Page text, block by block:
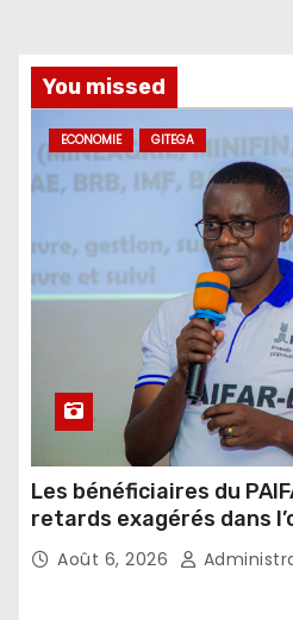
You missed
ECONOMIE GITEGA
Les bénéficiaires du
retards exagérés dans
agricoles
Août 6, 2026